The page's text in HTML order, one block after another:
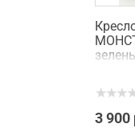
3 900